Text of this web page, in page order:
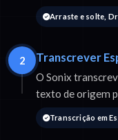
Arraste e solte,
2 Transcrever
O Sonix
texto de origem
Transcrição em